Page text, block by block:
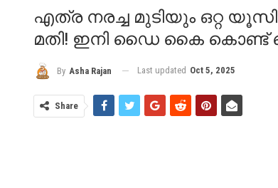
എത്ര നരച്ച മുടിയും ഒറ്റ
മതി! ഇനി ഡൈ കൈ കൊണ്ട്
By Asha Rajan Last updated Oct 5, 2025
Share